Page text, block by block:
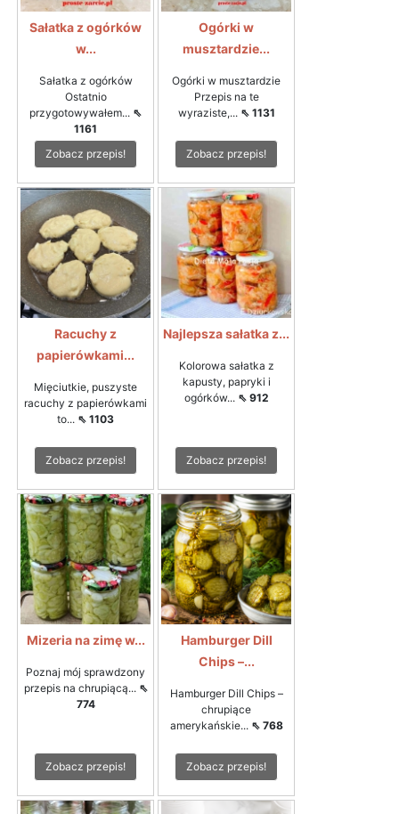
Sałatka z ogórków
w...
Sałatka z ogórków
Ostatnio
przygotowywałem... ⇖
1161
Zobacz przepis!
Ogórki w
musztardzie...
Ogórki w musztardzie
Przepis na te
wyraziste,... ⇖ 1131
Zobacz przepis!
Racuchy z
papierówkami...
Mięciutkie, puszyste
racuchy z papierówkami
to... ⇖ 1103
Zobacz przepis!
Najlepsza sałatka z...
Kolorowa sałatka z
kapusty, papryki i
ogórków... ⇖ 912
Zobacz przepis!
Mizeria na zimę w...
Poznaj mój sprawdzony
przepis na chrupiącą... ⇖
774
Zobacz przepis!
Hamburger Dill
Chips –...
Hamburger Dill Chips –
chrupiące
amerykańskie... ⇖ 768
Zobacz przepis!